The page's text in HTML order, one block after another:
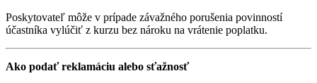
Poskytovateľ môže v prípade závažného porušenia povinností
účastníka vylúčiť z kurzu bez nároku na vrátenie poplatku.
Ako podať reklamáciu alebo sťažnosť